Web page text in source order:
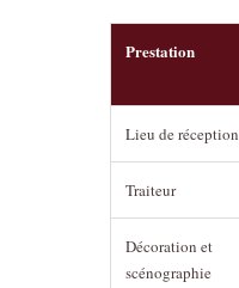
Prestation
Lieu de réception
Traiteur
Décoration et
scénographie